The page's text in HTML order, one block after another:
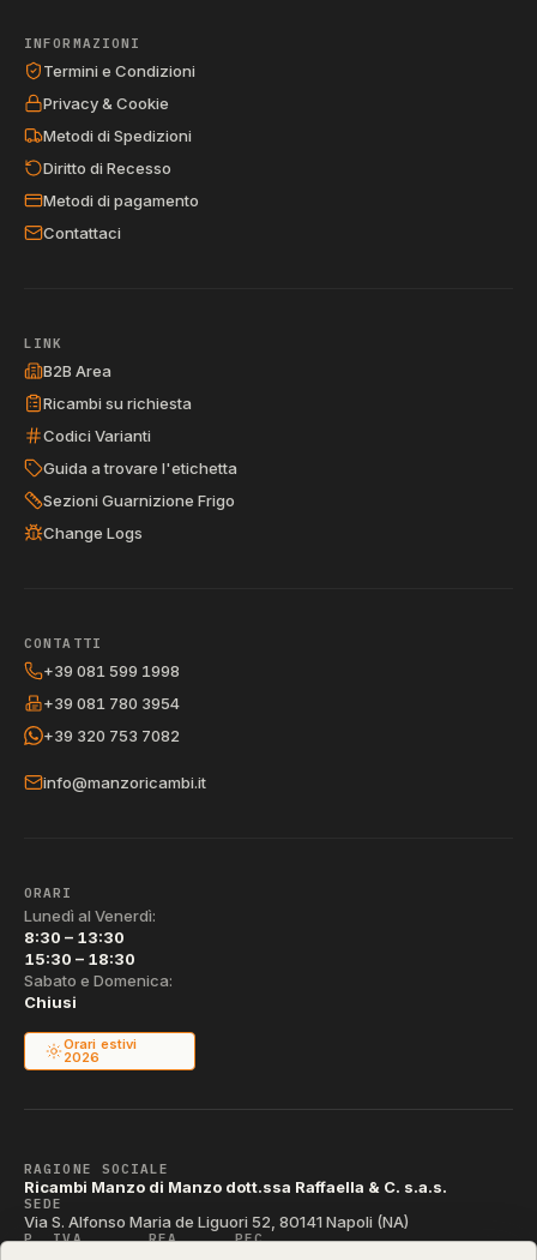
INFORMAZIONI
Termini e Condizioni
Privacy & Cookie
Metodi di Spedizioni
Diritto di Recesso
Metodi di pagamento
Contattaci
LINK
B2B Area
Ricambi su richiesta
Codici Varianti
Guida a trovare l'etichetta
Sezioni Guarnizione Frigo
Change Logs
CONTATTI
+39 081 599 1998
+39 081 780 3954
+39 320 753 7082
info@manzoricambi.it
ORARI
Lunedì al Venerdì:
8:30 – 13:30
15:30 – 18:30
Sabato e Domenica:
Chiusi
Orari estivi
2026
RAGIONE SOCIALE
Ricambi Manzo di Manzo dott.ssa Raffaella & C. s.a.s.
SEDE
Via S. Alfonso Maria de Liguori 52, 80141 Napoli (NA)
P. IVA REA PEC